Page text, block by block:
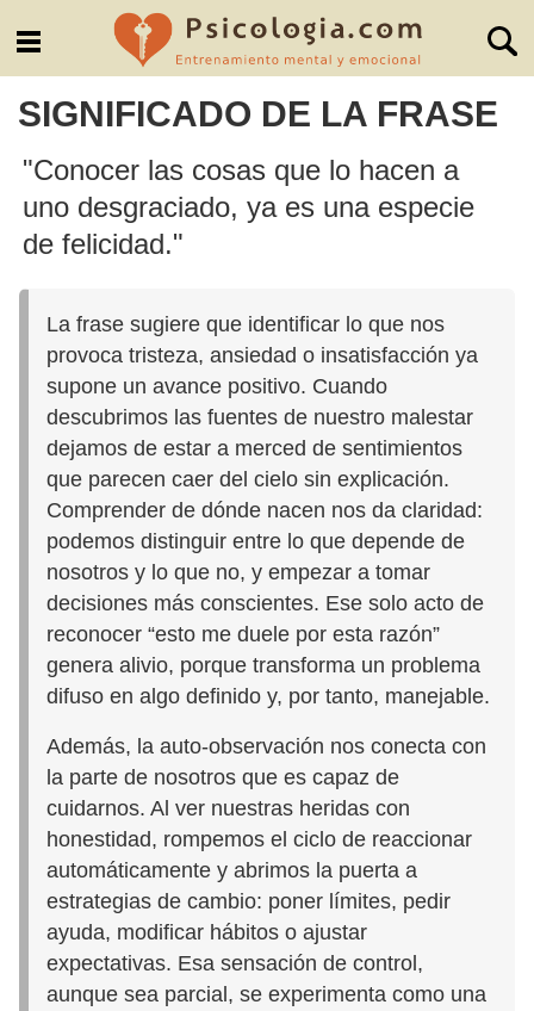
SIGNIFICADO DE LA FRASE
"Conocer las cosas que lo hacen a
uno desgraciado, ya es una especie
de felicidad."
La frase sugiere que identificar lo que nos
provoca tristeza, ansiedad o insatisfacción ya
supone un avance positivo. Cuando
descubrimos las fuentes de nuestro malestar
dejamos de estar a merced de sentimientos
que parecen caer del cielo sin explicación.
Comprender de dónde nacen nos da claridad:
podemos distinguir entre lo que depende de
nosotros y lo que no, y empezar a tomar
decisiones más conscientes. Ese solo acto de
reconocer “esto me duele por esta razón”
genera alivio, porque transforma un problema
difuso en algo definido y, por tanto, manejable.
Además, la auto-observación nos conecta con
la parte de nosotros que es capaz de
cuidarnos. Al ver nuestras heridas con
honestidad, rompemos el ciclo de reaccionar
automáticamente y abrimos la puerta a
estrategias de cambio: poner límites, pedir
ayuda, modificar hábitos o ajustar
expectativas. Esa sensación de control,
aunque sea parcial, se experimenta como una